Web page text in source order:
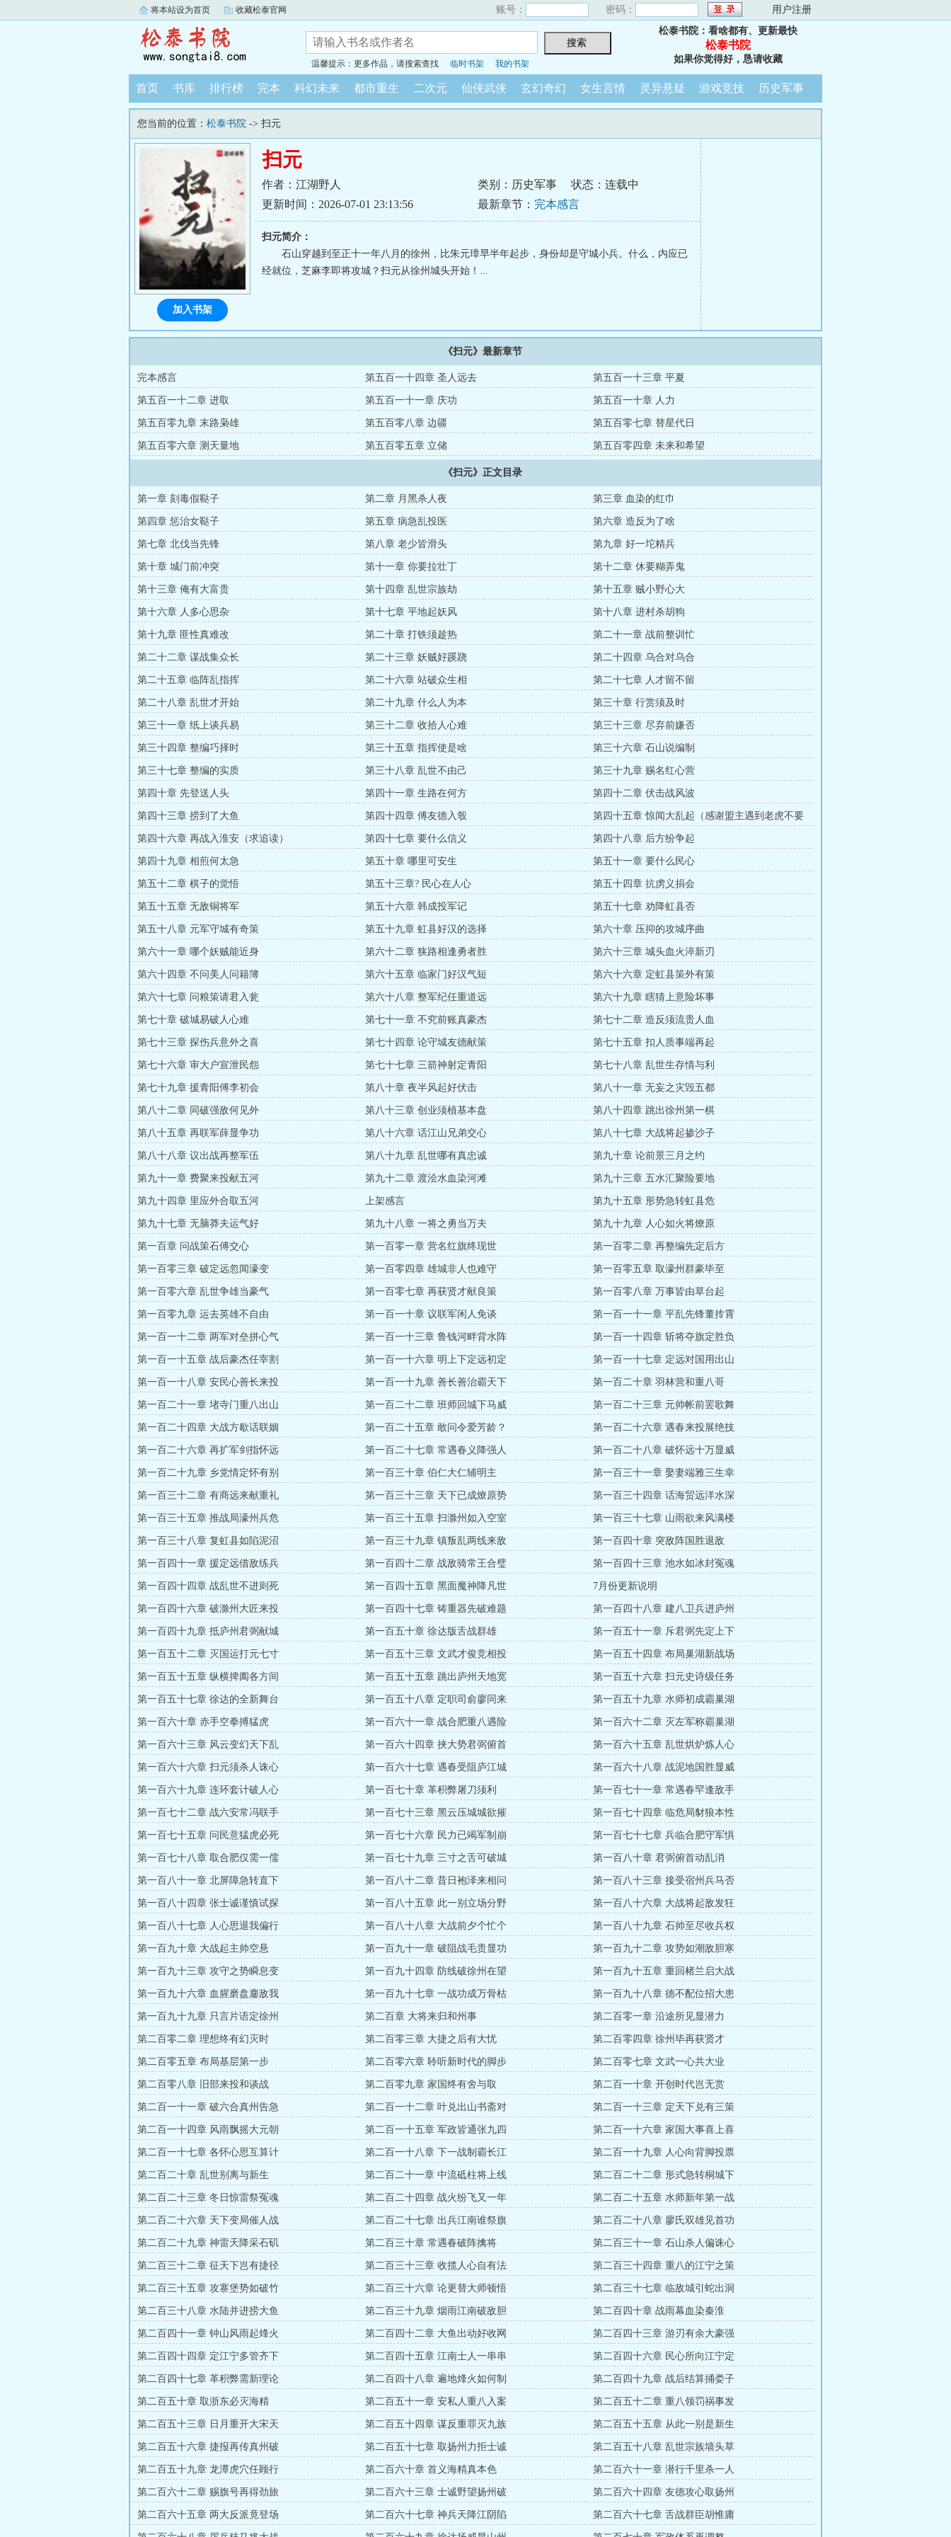
将本站设为首页 收藏松泰官网 账号： 密码： 用户注册
温馨提示：更多作品，请搜索查找 临时书架 我的书架
松泰书院：看啥都有、更新最快
松泰书院
如果你觉得好，恳请收藏
首页 书库 排行榜 完本 科幻未来 都市重生 二次元 仙侠武侠 玄幻奇幻 女生言情 灵异悬疑 游戏竞技 历史军事
您当前的位置： 松泰书院 -> 扫元
扫元
作者：江湖野人 类别：历史军事
状态：连载中
更新时间：2026-07-01 23:13:56
最新章节： 完本感言
扫元简介：
石山穿越到至正十一年八月的徐州，比朱元璋早半年起步，身份却是守城小兵。什么，内应已
经就位，芝麻李即将攻城？扫元从徐州城头开始！...
加入书架
《扫元》最新章节
完本感言 第五百一十四章 圣人远去 第五百一十三章 平夏
第五百一十二章 进取 第五百一十一章 庆功 第五百一十章 人力
第五百零九章 末路枭雄 第五百零八章 边疆 第五百零七章 替星代日
第五百零六章 测天量地 第五百零五章 立储 第五百零四章 未来和希望
《扫元》正文目录
第一章 刻毒假鞑子 第二章 月黑杀人夜 第三章 血染的红巾
第四章 惩治女鞑子 第五章 病急乱投医 第六章 造反为了啥
第七章 北伐当先锋 第八章 老少皆滑头 第九章 好一坨精兵
第十章 城门前冲突 第十一章 你要拉壮丁 第十二章 休要糊弄鬼
第十三章 俺有大富贵 第十四章 乱世宗族劫 第十五章 贼小野心大
第十六章 人多心思杂 第十七章 平地起妖风 第十八章 进村杀胡狗
第十九章 匪性真难改 第二十章 打铁须趁热 第二十一章 战前整训忙
第二十二章 谋战集众长 第二十三章 妖贼好蹊跷 第二十四章 乌合对乌合
第二十五章 临阵乱指挥 第二十六章 站破众生相 第二十七章 人才留不留
第二十八章 乱世才开始 第二十九章 什么人为本 第三十章 行赏须及时
第三十一章 纸上谈兵易 第三十二章 收拾人心难 第三十三章 尽弃前嫌否
第三十四章 整编巧择时 第三十五章 指挥使是啥 第三十六章 石山说编制
第三十七章 整编的实质 第三十八章 乱世不由己 第三十九章 赐名红心营
第四十章 先登送人头 第四十一章 生路在何方 第四十二章 伏击战风波
第四十三章 捞到了大鱼 第四十四章 傅友德入彀
第四十五章 惊闻大乱起（感谢盟主遇到老虎不要
慌）
第四十六章 再战入淮安（求追读） 第四十七章 要什么信义 第四十八章 后方纷争起
第四十九章 相煎何太急 第五十章 哪里可安生 第五十一章 要什么民心
第五十二章 棋子的觉悟 第五十三章? 民心在人心 第五十四章 抗虏义捐会
第五十五章 无敌铜将军 第五十六章 韩成投军记 第五十七章 劝降虹县否
第五十八章 元军守城有奇策 第五十九章 虹县好汉的选择 第六十章 压抑的攻城序曲
第六十一章 哪个妖贼能近身 第六十二章 狭路相逢勇者胜 第六十三章 城头血火淬新刃
第六十四章 不问美人问籍簿 第六十五章 临家门好汉气短 第六十六章 定虹县策外有策
第六十七章 问粮策请君入瓮 第六十八章 整军纪任重道远 第六十九章 瞎猜上意险坏事
第七十章 破城易破人心难 第七十一章 不究前账真豪杰 第七十二章 造反须流贵人血
第七十三章 探伤兵意外之喜 第七十四章 论守城友德献策 第七十五章 扣人质事端再起
第七十六章 审大户宣泄民怨 第七十七章 三箭神射定青阳 第七十八章 乱世生存情与利
第七十九章 援青阳傅李初会 第八十章 夜半风起好伏击 第八十一章 无妄之灾毁五都
第八十二章 同破强敌何见外 第八十三章 创业须植基本盘 第八十四章 跳出徐州第一棋
第八十五章 再联军薛显争功 第八十六章 话江山兄弟交心 第八十七章 大战将起掺沙子
第八十八章 议出战再整军伍 第八十九章 乱世哪有真忠诚 第九十章 论前景三月之约
第九十一章 费聚来投献五河 第九十二章 渡浍水血染河滩 第九十三章 五水汇聚险要地
第九十四章 里应外合取五河 上架感言 第九十五章 形势急转虹县危
第九十七章 无脑莽夫运气好 第九十八章 一将之勇当万夫 第九十九章 人心如火将燎原
第一百章 问战策石傅交心 第一百零一章 营名红旗终现世 第一百零二章 再整编先定后方
第一百零三章 破定远忽闻濠变 第一百零四章 雄城非人也难守 第一百零五章 取濠州群豪毕至
第一百零六章 乱世争雄当豪气 第一百零七章 再获贤才献良策 第一百零八章 万事皆由草台起
第一百零九章 运去英雄不自由 第一百一十章 议联军闲人免谈 第一百一十一章 平乱先锋董抟霄
第一百一十二章 两军对垒拼心气 第一百一十三章 鲁钱河畔背水阵 第一百一十四章 斩将夺旗定胜负
第一百一十五章 战后豪杰任宰割 第一百一十六章 明上下定远初定 第一百一十七章 定远对国用出山
第一百一十八章 安民心善长来投 第一百一十九章 善长善治霸天下 第一百二十章 羽林营和重八哥
第一百二十一章 堵寺门重八出山 第一百二十二章 班师回城下马威 第一百二十三章 元帅帐前罢歌舞
第一百二十四章 大战方歇话联姻 第一百二十五章 敢问令爱芳龄？ 第一百二十六章 遇春来投展绝技
第一百二十六章 再扩军剑指怀远 第一百二十七章 常遇春义降强人 第一百二十八章 破怀远十万显威
第一百二十九章 乡党情定怀有别 第一百三十章 伯仁大仁辅明主 第一百三十一章 娶妻端雅三生幸
第一百三十二章 有商远来献重礼 第一百三十三章 天下已成燎原势 第一百三十四章 话海贸远洋水深
第一百三十五章 推战局濠州兵危 第一百三十五章 扫滁州如入空室 第一百三十七章 山雨欲来风满楼
第一百三十八章 复虹县如陷泥沼 第一百三十九章 镇叛乱两线来敌 第一百四十章 突敌阵国胜退敌
第一百四十一章 援定远借敌练兵 第一百四十二章 战敌骑常王合璧 第一百四十三章 池水如冰封冤魂
第一百四十四章 战乱世不进则死 第一百四十五章 黑面魔神降凡世 7月份更新说明
第一百四十六章 破滁州大匠来投 第一百四十七章 铸重器先破难题 第一百四十八章 建八卫兵进庐州
第一百四十九章 抵庐州君弼献城 第一百五十章 徐达版舌战群雄 第一百五十一章 斥君弼先定上下
第一百五十二章 灭国运打元七寸 第一百五十三章 文武才俊竞相投 第一百五十四章 布局巢湖新战场
第一百五十五章 纵横捭阖各方间 第一百五十五章 跳出庐州天地宽 第一百五十六章 扫元史诗级任务
第一百五十七章 徐达的全新舞台 第一百五十八章 定职司俞廖同来 第一百五十九章 水师初成霸巢湖
第一百六十章 赤手空拳搏猛虎 第一百六十一章 战合肥重八遇险 第一百六十二章 灭左军称霸巢湖
第一百六十三章 风云变幻天下乱 第一百六十四章 挟大势君弼俯首 第一百六十五章 乱世烘炉炼人心
第一百六十六章 扫元须杀人诛心 第一百六十七章 遇春受阻庐江城 第一百六十八章 战泥地国胜显威
第一百六十九章 连环套计破人心 第一百七十章 革积弊屠刀须利 第一百七十一章 常遇春罕逢敌手
第一百七十二章 战六安常冯联手 第一百七十三章 黑云压城城欲摧 第一百七十四章 临危局豺狼本性
第一百七十五章 问民意猛虎必死 第一百七十六章 民力已竭军制崩 第一百七十七章 兵临合肥守军惧
第一百七十八章 取合肥仅需一儒 第一百七十九章 三寸之舌可破城 第一百八十章 君弼俯首动乱消
第一百八十一章 北屏障急转直下 第一百八十二章 昔日袍泽来相问 第一百八十三章 接受宿州兵马否
第一百八十四章 张士诚谨慎试探 第一百八十五章 此一别立场分野 第一百八十六章 大战将起敌发狂
第一百八十七章 人心思退我偏行 第一百八十八章 大战前夕个忙个 第一百八十九章 石帅至尽收兵权
第一百九十章 大战起主帅空悬 第一百九十一章 破阻战毛贵显功 第一百九十二章 攻势如潮敌胆寒
第一百九十三章 攻守之势瞬息变 第一百九十四章 防线破徐州在望 第一百九十五章 重回楮兰启大战
第一百九十六章 血腥磨盘鏖敌我 第一百九十七章 一战功成万骨枯 第一百九十八章 德不配位招大患
第一百九十九章 只言片语定徐州 第二百章 大将来归和州事 第二百零一章 沿途所见显潜力
第二百零二章 理想终有幻灭时 第二百零三章 大捷之后有大忧 第二百零四章 徐州毕再获贤才
第二百零五章 布局基层第一步 第二百零六章 聆听新时代的脚步 第二百零七章 文武一心共大业
第二百零八章 旧部来投和谈战 第二百零九章 家国终有舍与取 第二百一十章 开创时代岂无赏
第二百一十一章 破六合真州告急 第二百一十二章 叶兑出山书斋对 第二百一十三章 定天下兑有三策
第二百一十四章 风雨飘摇大元朝 第二百一十五章 军政皆通张九四 第二百一十六章 家国大事喜上喜
第二百一十七章 各怀心思互算计 第二百一十八章 下一战制霸长江 第二百一十九章 人心向背脚投票
第二百二十章 乱世别离与新生 第二百二十一章 中流砥柱将上线 第二百二十二章 形式急转桐城下
第二百二十三章 冬日惊雷祭冤魂 第二百二十四章 战火纷飞又一年 第二百二十五章 水师新年第一战
第二百二十六章 天下变局催人战 第二百二十七章 出兵江南谁祭旗 第二百二十八章 廖氏双雄见首功
第二百二十九章 神雷天降采石矶 第二百三十章 常遇春破阵擒将 第二百三十一章 石山杀人偏诛心
第二百三十二章 征天下岂有捷径 第二百三十三章 收揽人心自有法 第二百三十四章 重八的江宁之策
第二百三十五章 攻寨堡势如破竹 第二百三十六章 论更替大师顿悟 第二百三十七章 临敌城引蛇出洞
第二百三十八章 水陆并进捞大鱼 第二百三十九章 烟雨江南破敌胆 第二百四十章 战雨幕血染秦淮
第二百四十一章 钟山风雨起烽火 第二百四十二章 大鱼出动好收网 第二百四十三章 游刃有余大豪强
第二百四十四章 定江宁多管齐下 第二百四十五章 江南士人一串串 第二百四十六章 民心所向江宁定
第二百四十七章 革积弊需新理论 第二百四十八章 遍地烽火如何制 第二百四十九章 战后结算捅娄子
第二百五十章 取浙东必灭海精 第二百五十一章 安私人重八入案 第二百五十二章 重八领罚祸事发
第二百五十三章 日月重开大宋天 第二百五十四章 谋反重罪灭九族 第二百五十五章 从此一别是新生
第二百五十六章 捷报再传真州破 第二百五十七章 取扬州力拒士诚 第二百五十八章 乱世宗族墙头草
第二百五十九章 龙潭虎穴任顾行 第二百六十章 首义海精真本色 第二百六十一章 潜行千里杀一人
第二百六十二章 赐旗号再得劲旅 第二百六十三章 士诚野望扬州破 第二百六十四章 友德攻心取扬州
第二百六十五章 两大反派竟登场 第二百六十七章 神兵天降江阴陷 第二百六十七章 舌战群臣胡惟庸